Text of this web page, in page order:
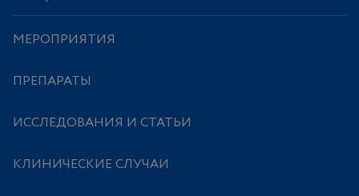
МЕРОПРИЯТИЯ
ПРЕПАРАТЫ
ИССЛЕДОВАНИЯ И СТАТЬИ
КЛИНИЧЕСКИЕ СЛУЧАИ